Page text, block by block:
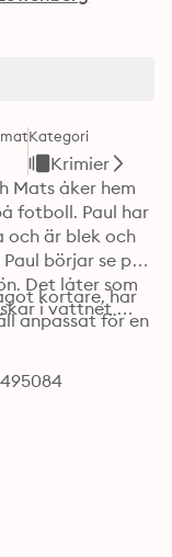
Kategori
Krimier
Mats åker hem
fotboll. Paul har
och är blek och
börjar se på
Det låter som
i vattnet …
kortare, har
anpassat för en